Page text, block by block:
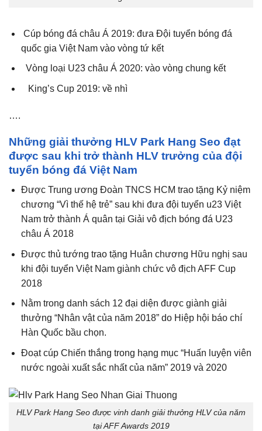
Cúp bóng đá châu Á 2019: đưa Đội tuyển bóng đá
quốc gia Việt Nam vào vòng tứ kết
Vòng loại U23 châu Á 2020: vào vòng chung kết
King’s Cup 2019: về nhì
….
Những giải thưởng HLV Park Hang Seo đạt
được sau khi trở thành HLV trưởng của đội
tuyển bóng đá Việt Nam
Được Trung ương Đoàn TNCS HCM trao tặng Kỷ niệm
chương “Vì thế hệ trẻ” sau khi đưa đội tuyển u23 Việt
Nam trở thành Á quân tại Giải vô địch bóng đá U23
châu Á 2018
Được thủ tướng trao tặng Huân chương Hữu nghị sau
khi đội tuyển Việt Nam giành chức vô địch AFF Cup
2018
Nằm trong danh sách 12 đại diện được giành giải
thưởng “Nhân vật của năm 2018” do Hiệp hội báo chí
Hàn Quốc bầu chọn.
Đoạt cúp Chiến thắng trong hạng mục “Huấn luyện viên
nước ngoài xuất sắc nhất của năm” 2019 và 2020
HLV Park Hang Seo được vinh danh giải thưởng HLV của năm
tại AFF Awards 2019